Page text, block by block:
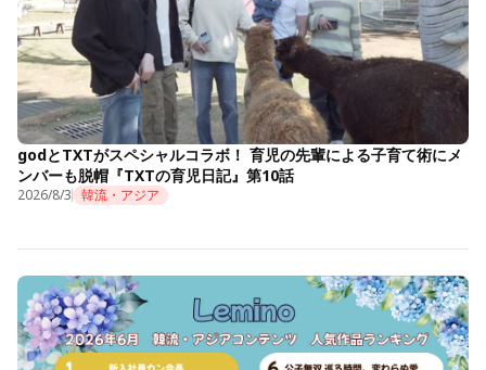
godとTXTがスペシャルコラボ！ 育児の先輩による子育て術にメ
ンバーも脱帽『TXTの育児日記』第10話
2026/8/3 韓流・アジア